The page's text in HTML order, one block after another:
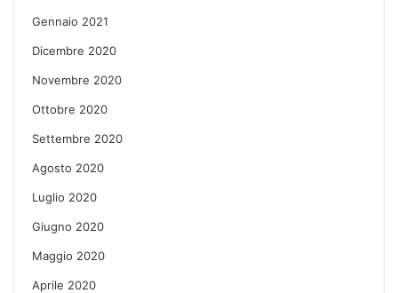
Gennaio 2021
Dicembre 2020
Novembre 2020
Ottobre 2020
Settembre 2020
Agosto 2020
Luglio 2020
Giugno 2020
Maggio 2020
Aprile 2020